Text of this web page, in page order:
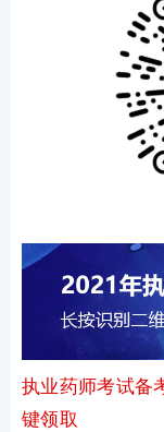
执业药师考试备
键领取